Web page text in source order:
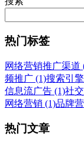
热门标签
网络营销推广渠道
频推广 (1)搜索引擎
信息流广告 (1)社
网络营销 (1)品牌
热门文章